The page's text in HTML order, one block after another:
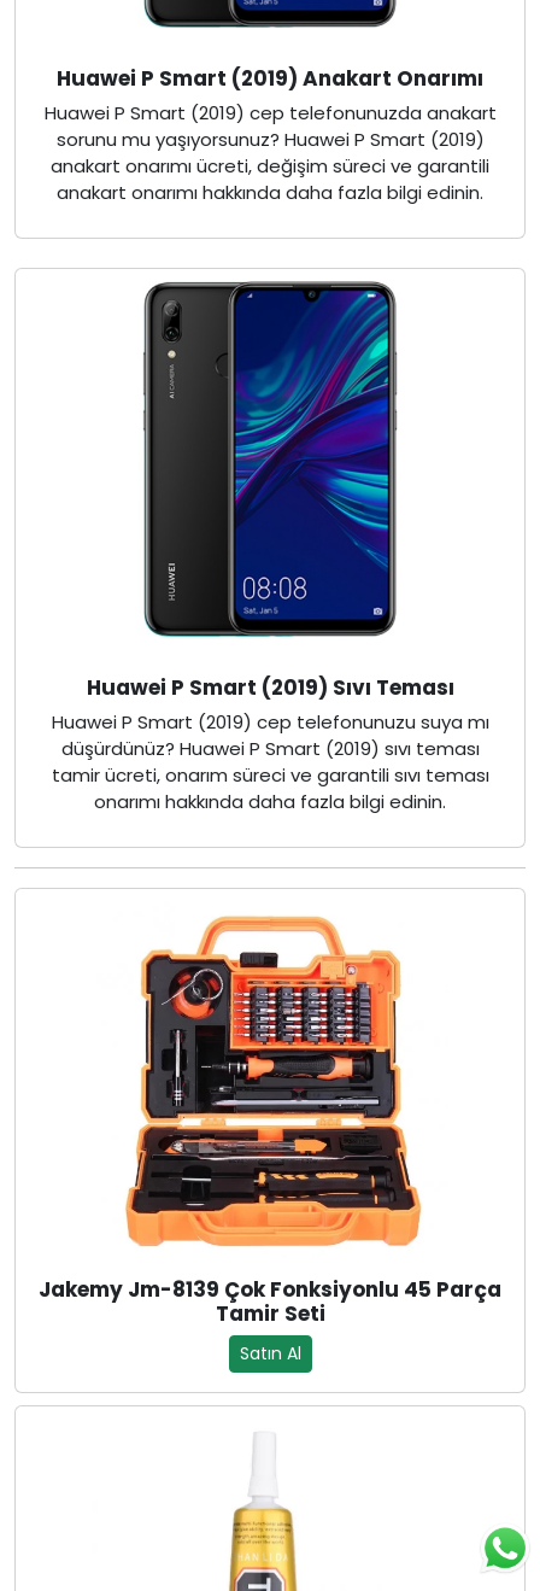
Huawei P Smart (2019) Anakart Onarımı
Huawei P Smart (2019) cep telefonunuzda anakart
sorunu mu yaşıyorsunuz? Huawei P Smart (2019)
anakart onarımı ücreti, değişim süreci ve garantili
anakart onarımı hakkında daha fazla bilgi edinin.
Huawei P Smart (2019) Sıvı Teması
Huawei P Smart (2019) cep telefonunuzu suya mı
düşürdünüz? Huawei P Smart (2019) sıvı teması
tamir ücreti, onarım süreci ve garantili sıvı teması
onarımı hakkında daha fazla bilgi edinin.
Jakemy Jm-8139 Çok Fonksiyonlu 45 Parça
Tamir Seti
Satın Al